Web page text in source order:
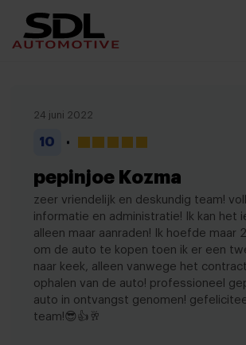
Nieuwe locatie SDL
Vergelijker
24 juni 2022
10
pepinjoe Kozma
zeer vriendelijk en deskundig team!
informatie en administratie! Ik kan het
alleen maar aanraden! Ik hoefde maar
om de auto te kopen toen ik er een
naar keek, alleen vanwege het
ophalen van de auto! professioneel
auto in ontvangst genomen!
team!😎👍🥂